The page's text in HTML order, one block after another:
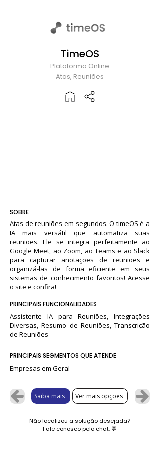
TimeOS
Plataforma Online
Atas, Reuniões
SOBRE
Atas de reuniões em segundos. O timeOS é a
IA mais versátil que automatiza suas
reuniões. Ele se integra perfeitamente ao
Google Meet, ao Zoom, ao Teams e ao Slack
para capturar anotações de reuniões e
organizá-las de forma eficiente em seus
sistemas de conhecimento favoritos! Acesse
o site e confira!
PRINCIPAIS FUNCIONALIDADES
Assistente IA para Reuniões, Integrações
Diversas, Resumo de Reuniões, Transcrição
de Reuniões
PRINCIPAIS SEGMENTOS QUE ATENDE
Empresas em Geral
Saiba mais Ver mais opções
Não localizou a solução desejada?
Fale conosco pelo chat.💬